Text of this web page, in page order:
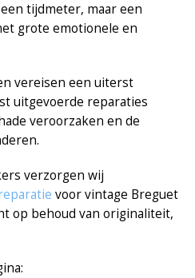
tijdmeter, maar een
grote emotionele en
vereisen een uiterst
uitgevoerde reparaties
veroorzaken en de
verzorgen wij
voor vintage Breguet
op behoud van originaliteit,